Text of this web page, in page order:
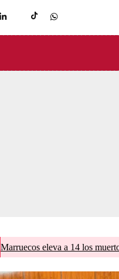
Marruecos eleva a 14 los